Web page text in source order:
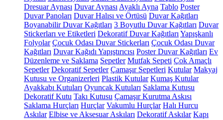
Dresuar Aynası Duvar Aynası Ayaklı Ayna Tablo Poster
Duvar Panoları Duvar Halısı ve Örtüsü Duvar Kağıtları
Boyanabilir Duvar Kağıtları 3 Boyutlu Duvar Kağıtları Duvar
Stickerları ve Etiketleri Dekoratif Duvar Kağıtları Yapışkanlı
Folyolar Çocuk Odası Duvar Stickerları Çocuk Odası Duvar
Kağıtları Duvar Kağıdı Yapıştırıcısı Poster Duvar Kağıtları Ev
Düzenleme ve Saklama Sepetler Mutfak Sepeti Çok Amaçlı
Sepetler Dekoratif Sepetler Çamaşır Sepetleri Kutular Makyaj
Kutusu ve Organizerleri Plastik Kutular Kumaş Kutular
Ayakkabı Kutuları Oyuncak Kutuları Saklama Kutusu
Dekoratif Kutu Takı Kutusu Çamaşır Kurutma Askısı
Saklama Hurçları Hurçlar Vakumlu Hurçlar Halı Hurcu
Askılar Elbise ve Aksesuar Askıları Dekoratif Askılar Kapı